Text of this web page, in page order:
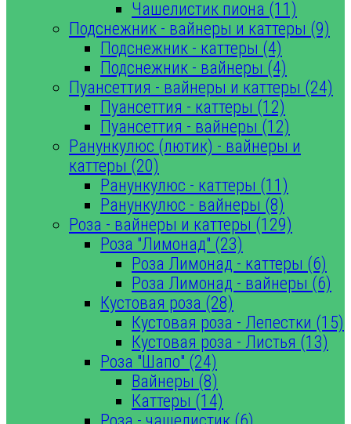
Чашелистик пиона (11)
Подснежник - вайнеры и каттеры (9)
Подснежник - каттеры (4)
Подснежник - вайнеры (4)
Пуансеттия - вайнеры и каттеры (24)
Пуансеттия - каттеры (12)
Пуансеттия - вайнеры (12)
Ранункулюс (лютик) - вайнеры и
каттеры (20)
Ранункулюс - каттеры (11)
Ранункулюс - вайнеры (8)
Роза - вайнеры и каттеры (129)
Роза "Лимонад" (23)
Роза Лимонад - каттеры (6)
Роза Лимонад - вайнеры (6)
Кустовая роза (28)
Кустовая роза - Лепестки (15)
Кустовая роза - Листья (13)
Роза "Шапо" (24)
Вайнеры (8)
Каттеры (14)